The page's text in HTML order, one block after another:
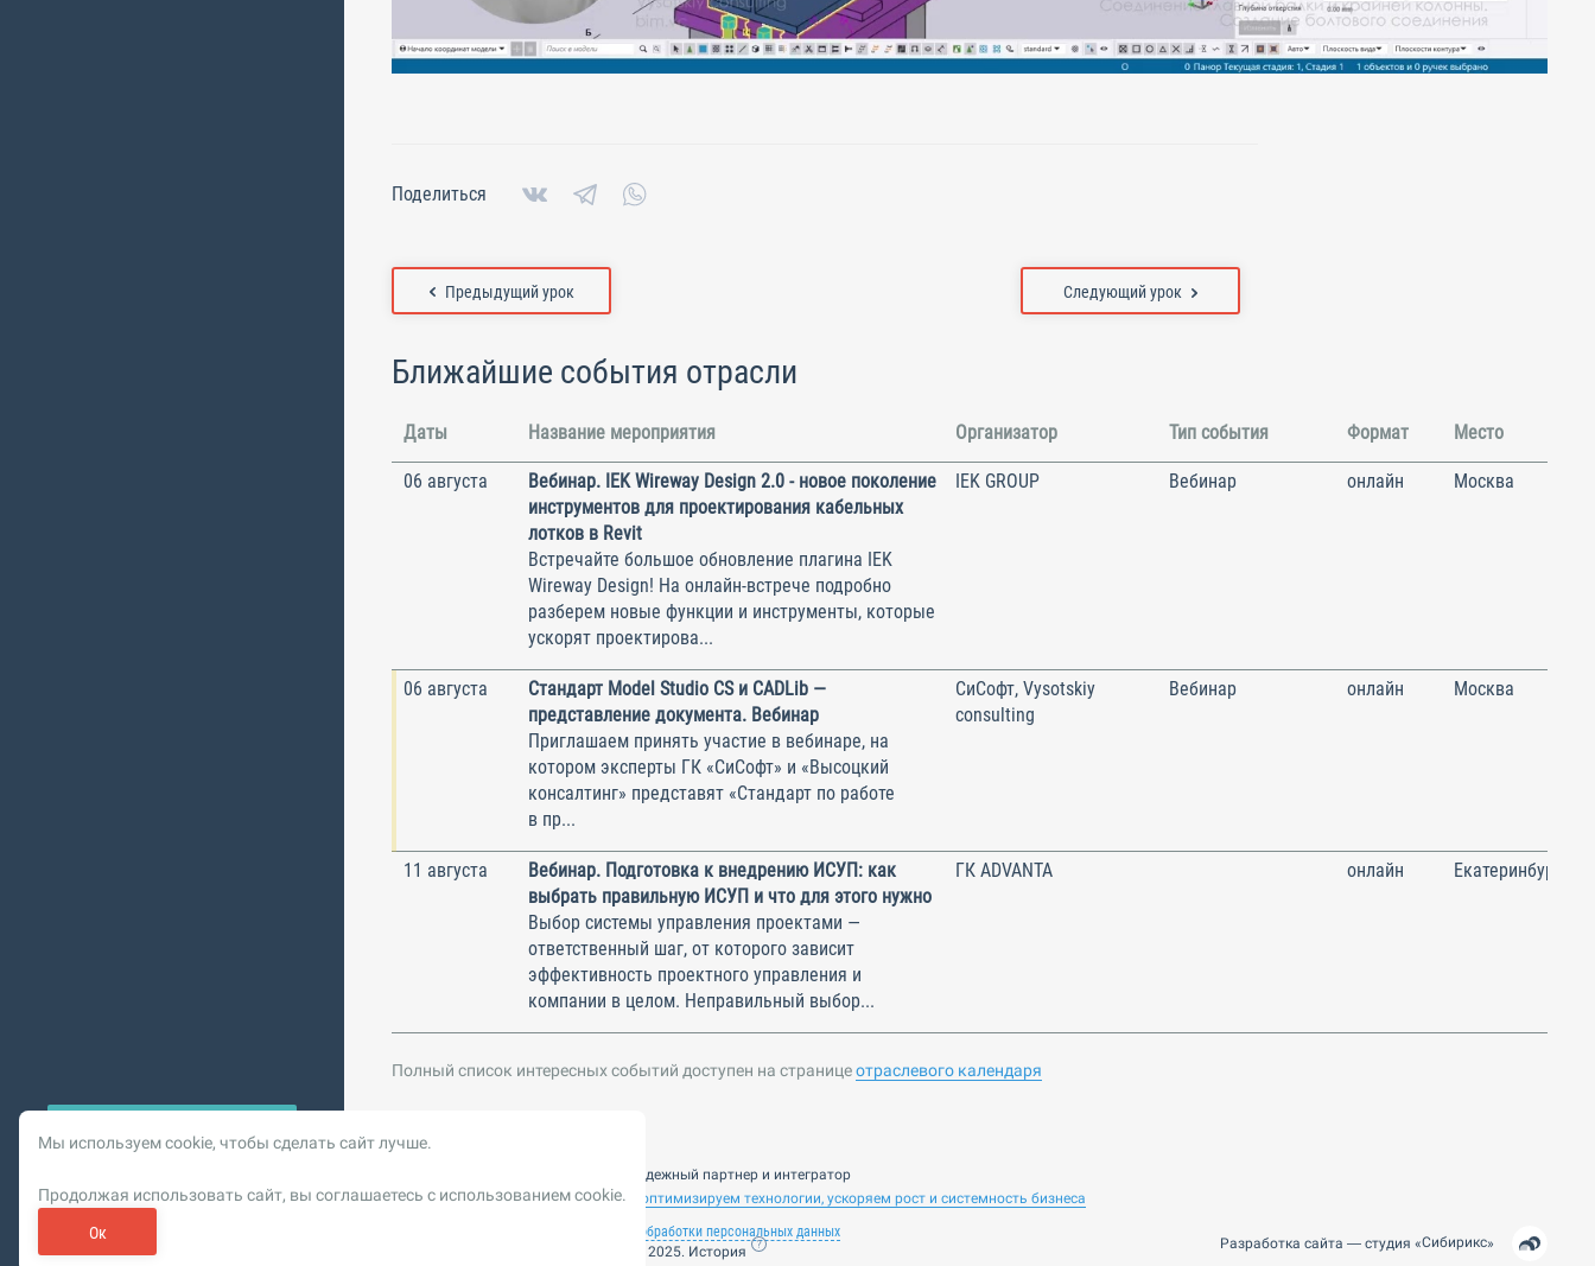
Реклама. ООО «РОМБИТ»
О рекламе на bim.vc
Поделиться
Предыдущий урок Следующий урок
Ближайшие события отрасли
Даты Название мероприятия Организатор Тип события Формат Место
06 августа
Вебинар. IEK Wireway Design 2.0 - новое поколение
инструментов для проектирования кабельных
лотков в Revit
Встречайте большое обновление плагина IEK
Wireway Design! На онлайн-встрече подробно
разберем новые функции и инструменты, которые
ускорят проектирова...
IEK GROUP Вебинар онлайн Москва
06 августа
Стандарт Model Studio CS и CADLib —
представление документа. Вебинар
Приглашаем принять участие в вебинаре, на
котором эксперты ГК «СиСофт» и «Высоцкий
консалтинг» представят «Стандарт по работе
в пр...
СиСофт, Vysotskiy
consulting
Вебинар онлайн Москва
11 августа
Вебинар. Подготовка к внедрению ИСУП: как
выбрать правильную ИСУП и что для этого нужно
Выбор системы управления проектами —
ответственный шаг, от которого зависит
эффективность проектного управления и
компании в целом. Неправильный выбор...
ГК ADVANTA онлайн Екатеринбург
Полный список интересных событий доступен на страницеотраслевого календаря
© 2026 Vysotskiy consulting — ваш надежный партнер и интегратор
Цифровизация, BIM, ИИ. Внедряем и оптимизируем технологии, ускоряем рост и системность бизнеса
Политика обработки персональных данных
Обновление от 14 ноября 2025. История
Разработка сайта — студия «Сибирикс»
Мы используем cookie, чтобы сделать сайт лучше.
Продолжая использовать сайт, вы соглашаетесь с использованием cookie.
Ок